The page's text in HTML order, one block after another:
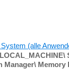
(alle
Manager\ Memory